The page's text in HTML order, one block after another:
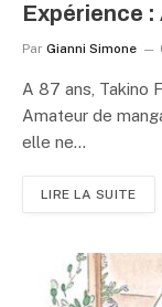
Expérience
Par Gianni Simone
A 87 ans, Takino
Amateur de
elle ne…
LIRE LA SUITE